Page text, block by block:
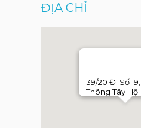
ĐỊA CHỈ
39/20 Đ. Số 19,
Thông Tây Hội